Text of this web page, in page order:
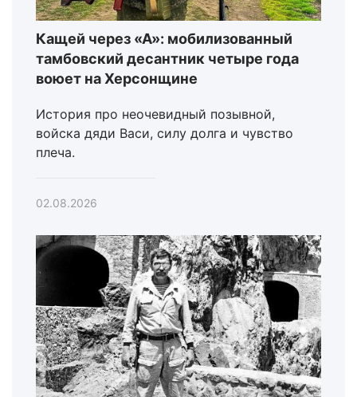
Кащей через «А»: мобилизованный
тамбовский десантник четыре года
воюет на Херсонщине
История про неочевидный позывной,
войска дяди Васи, силу долга и чувство
плеча.
02.08.2026